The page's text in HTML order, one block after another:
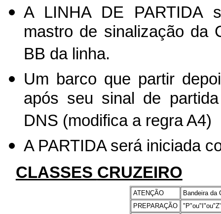
A LINHA DE PARTIDA
mastro de sinalização da
BB da linha.
Um barco que partir
após seu sinal de
DNS (modifica a regra A4)
A PARTIDA será iniciada
CLASSES CRUZEIRO
ATENÇÃO
Bandeira da
PREPARAÇÃO
"P"ou"